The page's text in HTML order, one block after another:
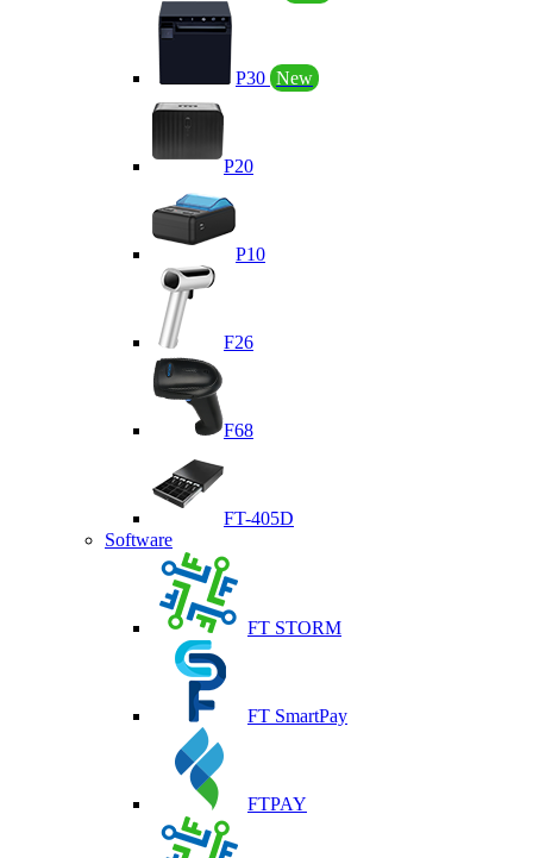
P30 New
P20
P10
F26
F68
FT-405D
Software
FT STORM
FT SmartPay
FTPAY